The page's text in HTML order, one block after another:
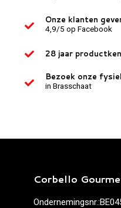
Onze klanten
4,9/5 op Facebook
28 jaar
Bezoek onze
in Brasschaat
Corbello